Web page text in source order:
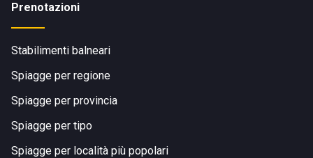
Prenotazioni
Stabilimenti balneari
Spiagge per regione
Spiagge per provincia
Spiagge per tipo
Spiagge per località più popolari